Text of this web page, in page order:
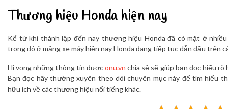
Thương hiệu Honda hiện nay
Kể từ khi thành lập đến nay thương hiệu Honda đã có mặt ở
trong đó ở mảng xe máy hiện nay Honda đang tiếp tục dẫn đầu trên
Hi vọng những thông tin đượconu.vn chia sẻ sẽ giúp bạn đọc hiểu
Bạn đọc hãy thường xuyên theo dõi chuyên mục này để tìm hiểu
hữu ích về các thương hiệu nổi tiếng khác.